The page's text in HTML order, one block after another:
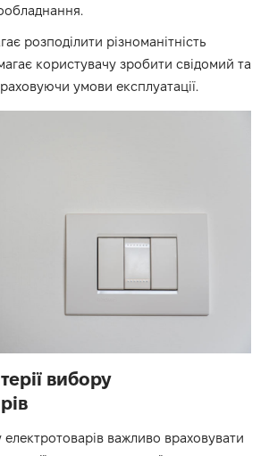
розподілити різноманітність
користувачу зробити свідомий та
умови експлуатації.
вибору
електротоварів важливо враховувати